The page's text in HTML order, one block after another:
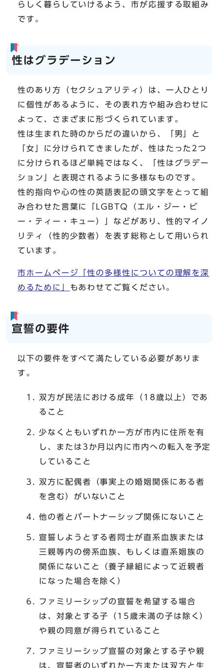
らしく暮らしていけるよう、市が応援する取組み
です。
性はグラデーション
性のあり方（セクシュアリティ）は、一人ひとり
に個性があるように、その表れ方や組み合わせに
よって、さまざまに形づくられています。
性は生まれた時のからだの違いから、「男」と
「女」に分けられてきましたが、性はたった2つ
に分けられるほど単純ではなく、「性はグラデー
ション」と表現されるように多様なものです。
性的指向や心の性の英語表記の頭文字をとって組
み合わせた言葉に「LGBTQ（エル・ジー・ビ
ー・ティー・キュー）」などがあり、性的マイノ
リティ（性的少数者）を表す総称として用いられ
ています。
市ホームページ「性の多様性についての理解を深
めるために」 もあわせてご覧ください。
宣誓の要件
以下の要件をすべて満たしている必要がありま
す。
双方が民法における成年（18歳以上）であ
ること
少なくともいずれか一方が市内に住所を有
し、または3か月以内に市内への転入を予定
していること
双方に配偶者（事実上の婚姻関係にある者
を含む）がいないこと
他の者とパートナーシップ関係にないこと
宣誓しようとする者同士が直系血族または
三親等内の傍系血族、もしくは直系姻族の
関係にないこと（養子縁組によって近親者
になった場合を除く）
ファミリーシップの宣誓を希望する場合
は、対象とする子（15歳未満の子は除く）
や親の同意が得られていること
ファミリーシップ宣誓の対象とする子や親
は、宣誓者のいずれか一方または双方と生